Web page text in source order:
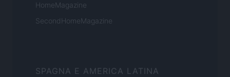
HomeMagazine
SecondHomeMagazine
SPAGNA E AMERICA LATINA